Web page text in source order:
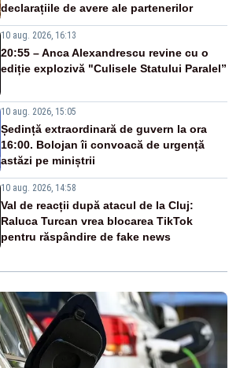
declarațiile de avere ale partenerilor
10 aug. 2026, 16:13
20:55 – Anca Alexandrescu revine cu o
ediție explozivă "Culisele Statului Paralel”
10 aug. 2026, 15:05
Ședință extraordinară de guvern la ora
16:00. Bolojan îi convoacă de urgență
astăzi pe miniștrii
10 aug. 2026, 14:58
Val de reacții după atacul de la Cluj:
Raluca Turcan vrea blocarea TikTok
pentru răspândire de fake news